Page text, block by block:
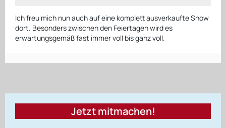
Ich freu mich nun auch auf eine komplett ausverkaufte Show
dort. Besonders zwischen den Feiertagen wird es
erwartungsgemäß fast immer voll bis ganz voll.
Jetzt mitmachen!